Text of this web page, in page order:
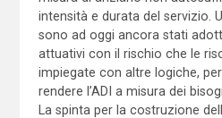
intensità e durata del servizio.
sono ad oggi ancora stati
attuativi con il rischio che le
impiegate con altre logiche,
rendere l’ADI a misura dei
La spinta per la costruzione